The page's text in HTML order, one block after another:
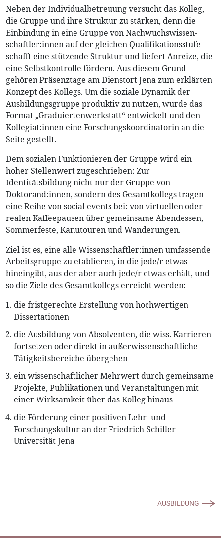
Neben der Individualbetreuung versucht das Kolleg,
die Gruppe und ihre Struktur zu stärken, denn die
Einbindung in eine Gruppe von Nachwuchswissen-
schaftler:innen auf der gleichen Qualifikationsstufe
schafft eine stützende Struktur und liefert Anreize, die
eine Selbstkontrolle fördern. Aus diesem Grund
gehören Präsenztage am Dienstort Jena zum erklärten
Konzept des Kollegs. Um die soziale Dynamik der
Ausbildungsgruppe produktiv zu nutzen, wurde das
Format „Graduiertenwerkstatt“ entwickelt und den
Kollegiat:innen eine Forschungskoordinatorin an die
Seite gestellt.
Dem sozialen Funktionieren der Gruppe wird ein
hoher Stellenwert zugeschrieben: Zur
Identitätsbildung nicht nur der Gruppe von
Doktorand:innen, sondern des Gesamtkollegs tragen
eine Reihe von social events bei: von virtuellen oder
realen Kaffeepausen über gemeinsame Abendessen,
Sommerfeste, Kanutouren und Wanderungen.
Ziel ist es, eine alle Wissenschaftler:innen umfassende
Arbeitsgruppe zu etablieren, in die jede/r etwas
hineingibt, aus der aber auch jede/r etwas erhält, und
so die Ziele des Gesamtkollegs erreicht werden:
die fristgerechte Erstellung von hochwertigen
Dissertationen
die Ausbildung von Absolventen, die wiss. Karrieren
fortsetzen oder direkt in außerwissenschaftliche
Tätigkeitsbereiche übergehen
ein wissenschaftlicher Mehrwert durch gemeinsame
Projekte, Publikationen und Veranstaltungen mit
einer Wirksamkeit über das Kolleg hinaus
die Förderung einer positiven Lehr- und
Forschungskultur an der Friedrich-Schiller-
Universität Jena
AUSBILDUNG